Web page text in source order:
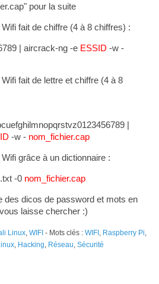
pour la suite
fait de chiffre (4 à 8 chiffres) :
| aircrack-ng -e ESSID -w -
fait de lettre et chiffre (4 à 8
|
-w - nom_fichier.cap
grâce à un dictionnaire :
-0 nom_fichier.cap
des dicos de password et mots en
laisse chercher :)
Linux, WIFI - Mots clés : WIFI , Raspberry Pi,
, Hacking, Réseau, Sécurité